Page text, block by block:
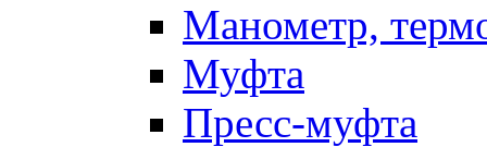
Манометр,
Муфта
Пресс-муфта